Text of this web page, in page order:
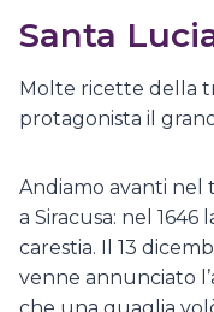
Santa
Molte ricette della
protagonista il
Andiamo avanti nel
a Siracusa: nel
carestia. Il 13
venne annunciato